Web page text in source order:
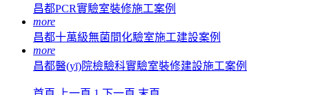
昌都PCR實驗室裝修施工案例
more
昌都十萬級無菌間化驗室施工建設案例
more
昌都醫(yī)院檢驗科實驗室裝修建設施工案例